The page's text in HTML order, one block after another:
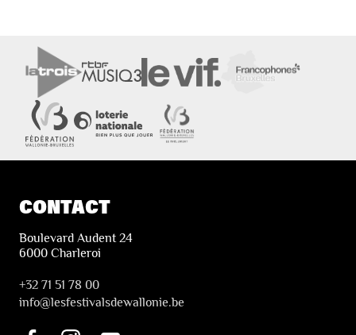
CONTACT
Boulevard Audent 24
6000 Charleroi
+32 71 51 78 00
info@lesfestivalsdewallonie.be